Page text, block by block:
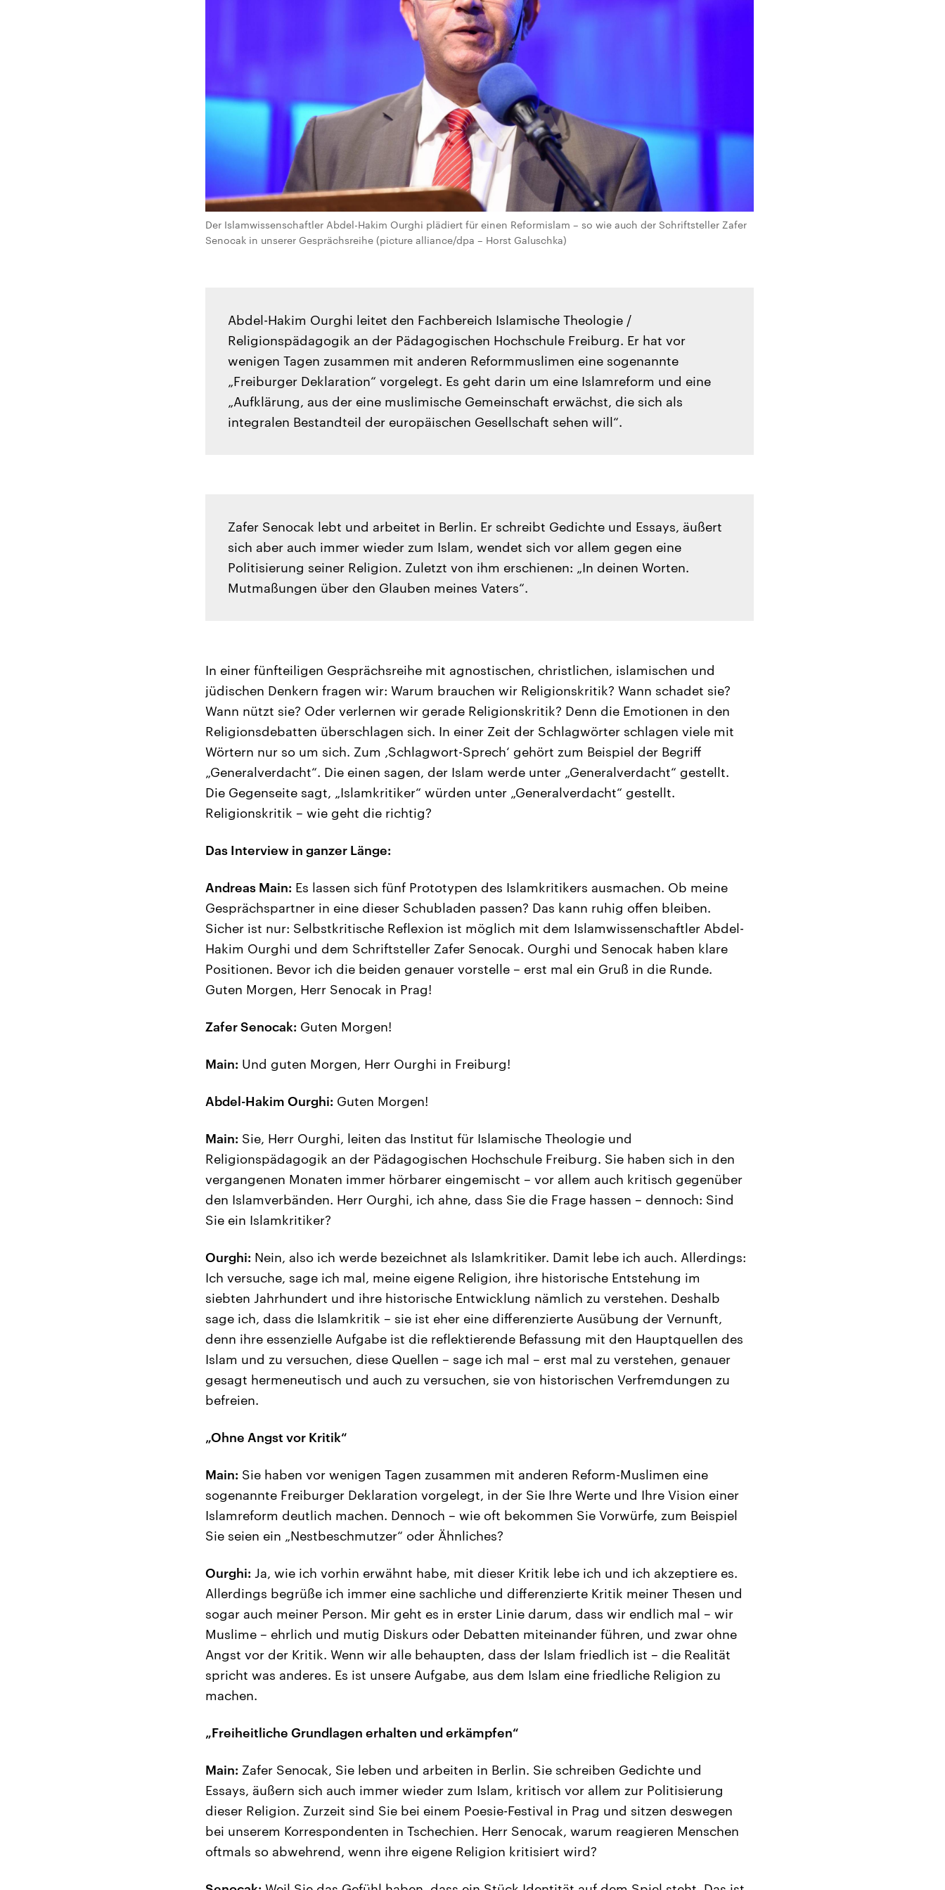
Der Islamwissenschaftler Abdel-Hakim Ourghi plädiert für einen Reformislam – so wie auch der Schriftsteller Zafer
Senocak in unserer Gesprächsreihe (picture alliance/dpa – Horst Galuschka)
Abdel-Hakim Ourghi leitet den Fachbereich Islamische Theologie /
Religionspädagogik an der Pädagogischen Hochschule Freiburg. Er hat vor
wenigen Tagen zusammen mit anderen Reformmuslimen eine sogenannte
„Freiburger Deklaration“ vorgelegt. Es geht darin um eine Islamreform und eine
„Aufklärung, aus der eine muslimische Gemeinschaft erwächst, die sich als
integralen Bestandteil der europäischen Gesellschaft sehen will“.
Zafer Senocak lebt und arbeitet in Berlin. Er schreibt Gedichte und Essays, äußert
sich aber auch immer wieder zum Islam, wendet sich vor allem gegen eine
Politisierung seiner Religion. Zuletzt von ihm erschienen: „In deinen Worten.
Mutmaßungen über den Glauben meines Vaters“.
In einer fünfteiligen Gesprächsreihe mit agnostischen, christlichen, islamischen und
jüdischen Denkern fragen wir: Warum brauchen wir Religionskritik? Wann schadet sie?
Wann nützt sie? Oder verlernen wir gerade Religionskritik? Denn die Emotionen in den
Religionsdebatten überschlagen sich. In einer Zeit der Schlagwörter schlagen viele mit
Wörtern nur so um sich. Zum ‚Schlagwort-Sprech‘ gehört zum Beispiel der Begriff
„Generalverdacht“. Die einen sagen, der Islam werde unter „Generalverdacht“ gestellt.
Die Gegenseite sagt, „Islamkritiker“ würden unter „Generalverdacht“ gestellt.
Religionskritik – wie geht die richtig?
Das Interview in ganzer Länge:
Andreas Main: Es lassen sich fünf Prototypen des Islamkritikers ausmachen. Ob meine
Gesprächspartner in eine dieser Schubladen passen? Das kann ruhig offen bleiben.
Sicher ist nur: Selbstkritische Reflexion ist möglich mit dem Islamwissenschaftler Abdel-
Hakim Ourghi und dem Schriftsteller Zafer Senocak. Ourghi und Senocak haben klare
Positionen. Bevor ich die beiden genauer vorstelle – erst mal ein Gruß in die Runde.
Guten Morgen, Herr Senocak in Prag!
Zafer Senocak: Guten Morgen!
Main: Und guten Morgen, Herr Ourghi in Freiburg!
Abdel-Hakim Ourghi: Guten Morgen!
Main: Sie, Herr Ourghi, leiten das Institut für Islamische Theologie und
Religionspädagogik an der Pädagogischen Hochschule Freiburg. Sie haben sich in den
vergangenen Monaten immer hörbarer eingemischt – vor allem auch kritisch gegenüber
den Islamverbänden. Herr Ourghi, ich ahne, dass Sie die Frage hassen – dennoch: Sind
Sie ein Islamkritiker?
Ourghi: Nein, also ich werde bezeichnet als Islamkritiker. Damit lebe ich auch. Allerdings:
Ich versuche, sage ich mal, meine eigene Religion, ihre historische Entstehung im
siebten Jahrhundert und ihre historische Entwicklung nämlich zu verstehen. Deshalb
sage ich, dass die Islamkritik – sie ist eher eine differenzierte Ausübung der Vernunft,
denn ihre essenzielle Aufgabe ist die reflektierende Befassung mit den Hauptquellen des
Islam und zu versuchen, diese Quellen – sage ich mal – erst mal zu verstehen, genauer
gesagt hermeneutisch und auch zu versuchen, sie von historischen Verfremdungen zu
befreien.
„Ohne Angst vor Kritik“
Main: Sie haben vor wenigen Tagen zusammen mit anderen Reform-Muslimen eine
sogenannte Freiburger Deklaration vorgelegt, in der Sie Ihre Werte und Ihre Vision einer
Islamreform deutlich machen. Dennoch – wie oft bekommen Sie Vorwürfe, zum Beispiel
Sie seien ein „Nestbeschmutzer“ oder Ähnliches?
Ourghi: Ja, wie ich vorhin erwähnt habe, mit dieser Kritik lebe ich und ich akzeptiere es.
Allerdings begrüße ich immer eine sachliche und differenzierte Kritik meiner Thesen und
sogar auch meiner Person. Mir geht es in erster Linie darum, dass wir endlich mal – wir
Muslime – ehrlich und mutig Diskurs oder Debatten miteinander führen, und zwar ohne
Angst vor der Kritik. Wenn wir alle behaupten, dass der Islam friedlich ist – die Realität
spricht was anderes. Es ist unsere Aufgabe, aus dem Islam eine friedliche Religion zu
machen.
„Freiheitliche Grundlagen erhalten und erkämpfen“
Main: Zafer Senocak, Sie leben und arbeiten in Berlin. Sie schreiben Gedichte und
Essays, äußern sich auch immer wieder zum Islam, kritisch vor allem zur Politisierung
dieser Religion. Zurzeit sind Sie bei einem Poesie-Festival in Prag und sitzen deswegen
bei unserem Korrespondenten in Tschechien. Herr Senocak, warum reagieren Menschen
oftmals so abwehrend, wenn ihre eigene Religion kritisiert wird?